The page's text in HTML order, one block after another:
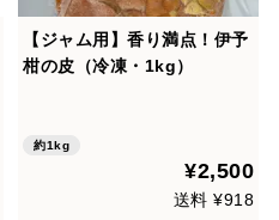
【ジャム用】香り満点！伊予
柑の皮（冷凍・1kg）
約1kg
¥2,500
送料 ¥918